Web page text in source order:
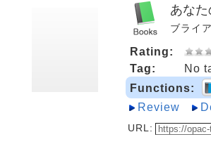
あな
ブライ
Rating:
Tag:
No
Functions:
Review
URL: